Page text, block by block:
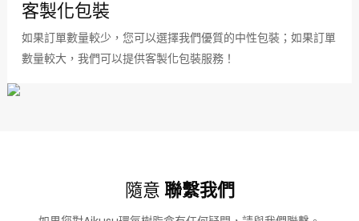
客製化包裝
如果訂單數量較少，您可以選擇我們優質的中性包裝；如果訂單
數量較大，我們可以提供客製化包裝服務！
隨意聯繫我們